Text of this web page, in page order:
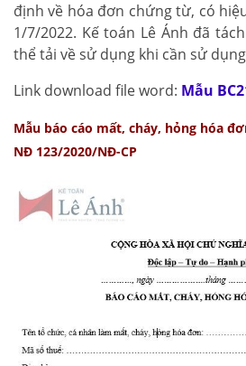
định về hóa đơn chứng từ, có
1/7/2022. Kế toán Lê Ánh đã
thể tải về sử dụng khi cần sử dụng
Link download file word: Mẫu
Mẫu báo cáo mất, cháy, hỏng hóa
NĐ 123/2020/NĐ-CP